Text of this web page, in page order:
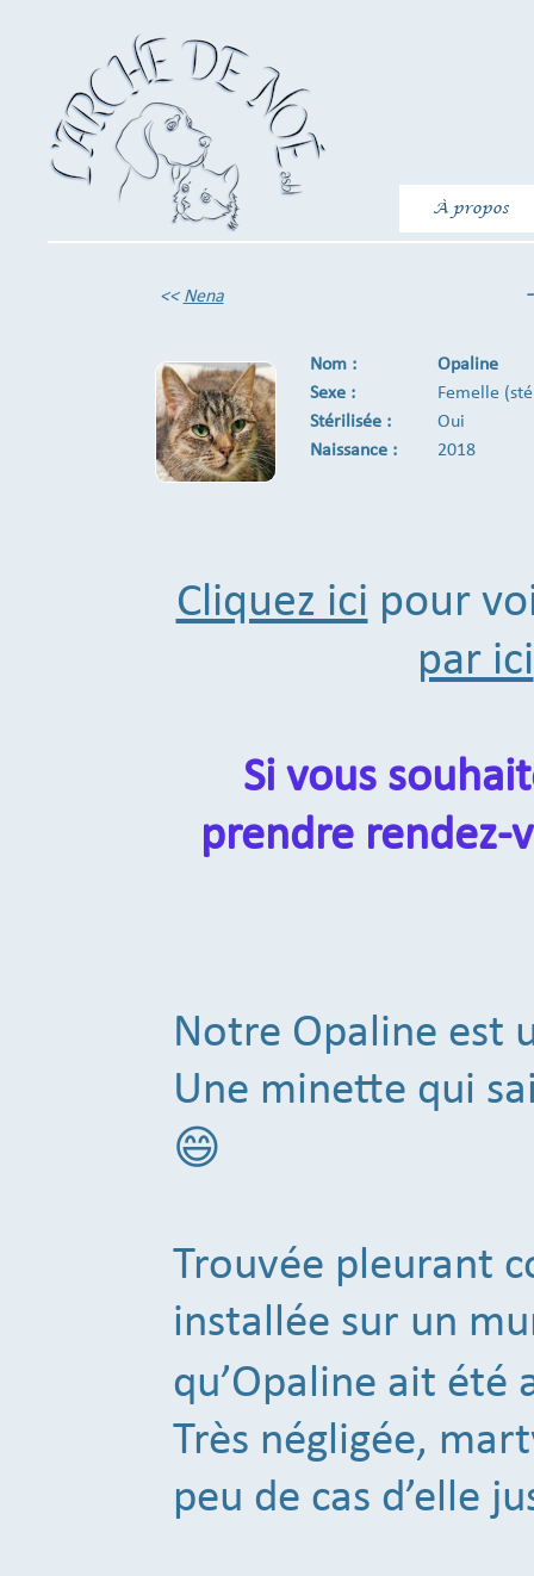
À propos
<< Nena
Nom :
Opaline
Sexe :
Femelle
Stérilisée :
Oui
Naissance :
2018
Cliquez ici pour
par ici
Si vous
prendre rendez-
Notre Opaline est
Une minette qui
😄
Trouvée pleurant
installée sur un
qu’Opaline ait été
Très négligée,
peu de cas d’elle